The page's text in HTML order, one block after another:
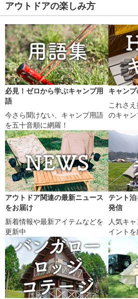
アウトドアの楽しみ方
必見！ゼロから学ぶキャンプ用
語
今さら聞けない、キャンプ用語
を五十音順に網羅！
キャン
これさ
のキャン
アウトドア関連の最新ニュース
をお届け
新着情報や最新アイテムなどを
更新中
テント
発信
人気キ
イントを